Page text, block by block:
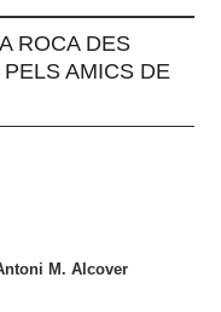
ROCA DES
AMICS DE
M. Alcover